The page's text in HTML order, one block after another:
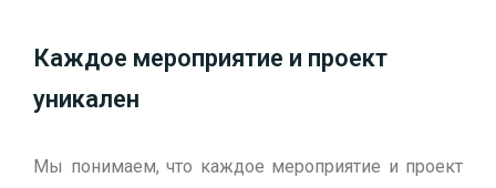
Каждое мероприятие и проект
уникален
Мы понимаем, что каждое мероприятие и проект